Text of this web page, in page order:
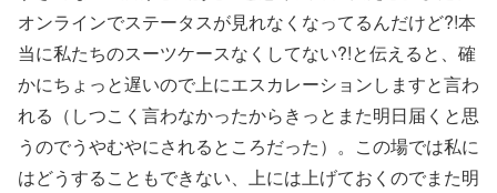
オンラインでステータスが見れなくなってるんだけど?!本
当に私たちのスーツケースなくしてない?!と伝えると、確
かにちょっと遅いので上にエスカレーションしますと言わ
れる（しつこく言わなかったからきっとまた明日届くと思
うのでうやむやにされるところだった）。この場では私に
はどうすることもできない、上には上げておくのでまた明